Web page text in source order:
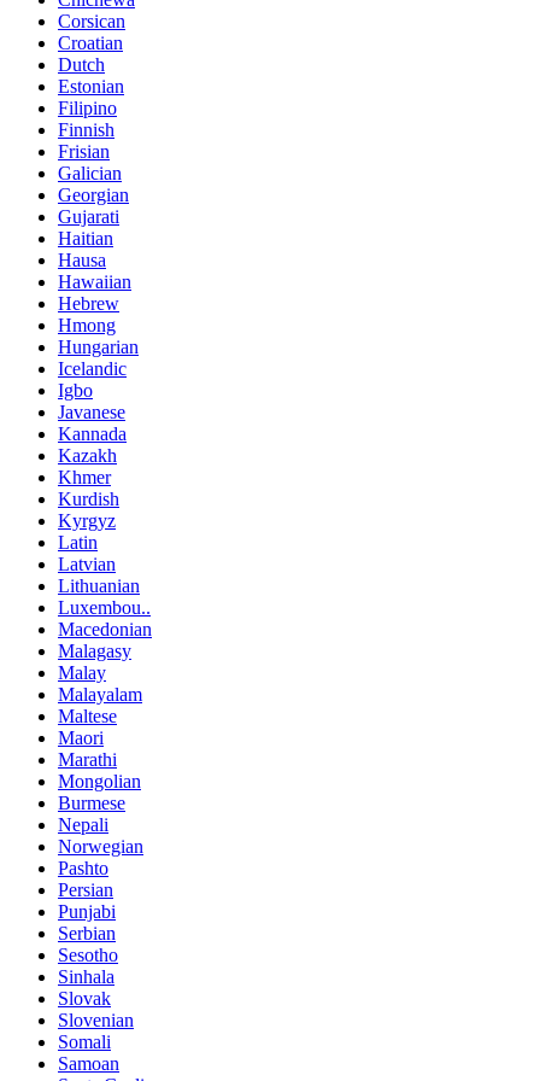
Corsican
Croatian
Dutch
Estonian
Filipino
Finnish
Frisian
Galician
Georgian
Gujarati
Haitian
Hausa
Hawaiian
Hebrew
Hmong
Hungarian
Icelandic
Igbo
Javanese
Kannada
Kazakh
Khmer
Kurdish
Kyrgyz
Latin
Latvian
Lithuanian
Luxembou..
Macedonian
Malagasy
Malay
Malayalam
Maltese
Maori
Marathi
Mongolian
Burmese
Nepali
Norwegian
Pashto
Persian
Punjabi
Serbian
Sesotho
Sinhala
Slovak
Slovenian
Somali
Samoan